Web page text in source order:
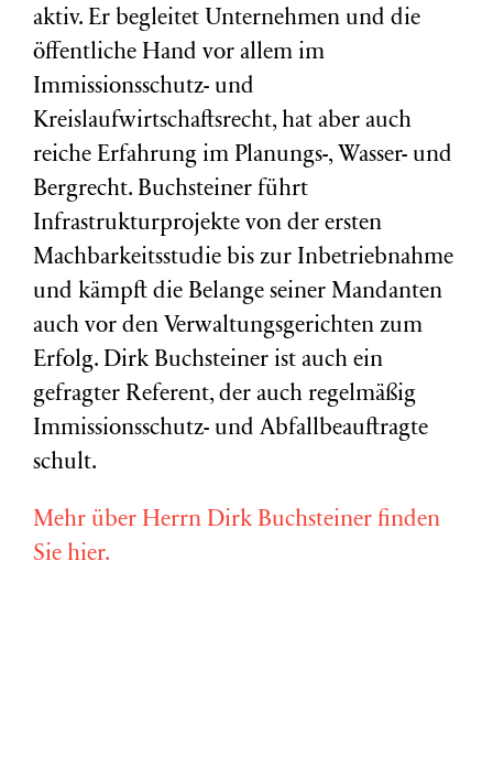
aktiv. Er begleitet Unternehmen und die
öffentliche Hand vor allem im
Immissionsschutz- und
Kreislaufwirtschaftsrecht, hat aber auch
reiche Erfahrung im Planungs-, Wasser- und
Bergrecht. Buchsteiner führt
Infrastrukturprojekte von der ersten
Machbarkeitsstudie bis zur Inbetriebnahme
und kämpft die Belange seiner Mandanten
auch vor den Verwaltungsgerichten zum
Erfolg. Dirk Buchsteiner ist auch ein
gefragter Referent, der auch regelmäßig
Immissionsschutz- und Abfallbeauftragte
schult.
Mehr über Herrn Dirk Buchsteiner finden
Sie hier.